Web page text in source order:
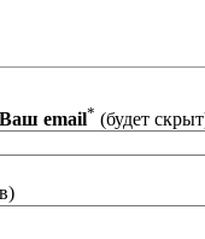
Ваш email* (будет